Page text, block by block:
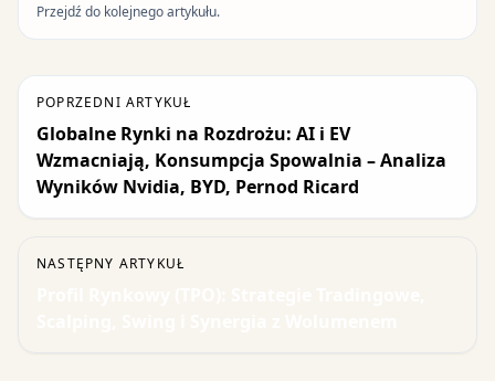
Przejdź do kolejnego artykułu.
POPRZEDNI ARTYKUŁ
Globalne Rynki na Rozdrożu: AI i EV
Wzmacniają, Konsumpcja Spowalnia – Analiza
Wyników Nvidia, BYD, Pernod Ricard
NASTĘPNY ARTYKUŁ